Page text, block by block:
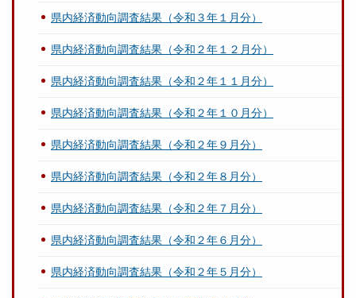
県内経済動向調査結果（令和３年１月分）
県内経済動向調査結果（令和２年１２月分）
県内経済動向調査結果（令和２年１１月分）
県内経済動向調査結果（令和２年１０月分）
県内経済動向調査結果（令和２年９月分）
県内経済動向調査結果（令和２年８月分）
県内経済動向調査結果（令和２年７月分）
県内経済動向調査結果（令和２年６月分）
県内経済動向調査結果（令和２年５月分）